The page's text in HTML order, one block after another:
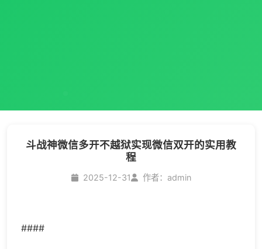
斗战神微信多开不越狱实现微信双开的实用教
程
2025-12-31 作者：admin
####